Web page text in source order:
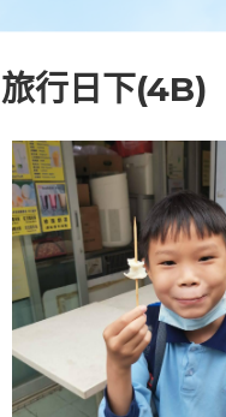
旅行日下(4B)